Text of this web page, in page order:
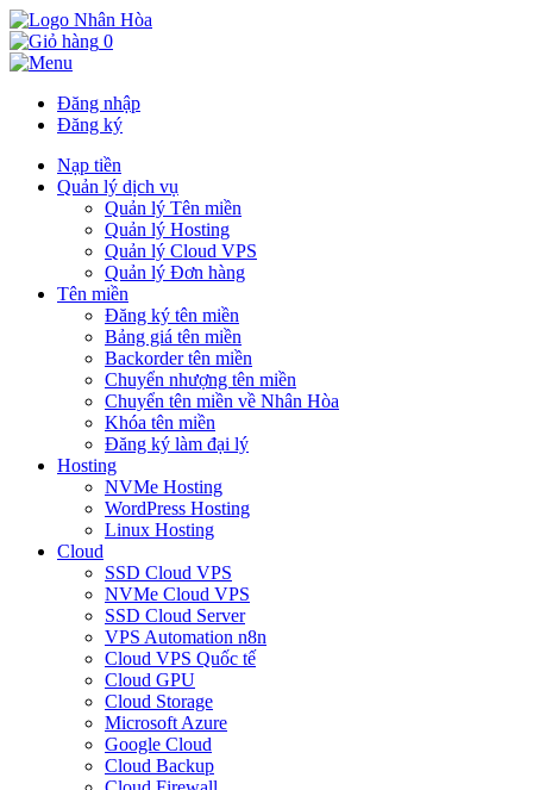
0
Đăng nhập
Đăng ký
Nạp tiền
Quản lý dịch vụ
Quản lý Tên miền
Quản lý Hosting
Quản lý Cloud VPS
Quản lý Đơn hàng
Tên miền
Đăng ký tên miền
Bảng giá tên miền
Backorder tên miền
Chuyển nhượng tên miền
Chuyển tên miền về Nhân Hòa
Khóa tên miền
Đăng ký làm đại lý
Hosting
NVMe Hosting
WordPress Hosting
Linux Hosting
Cloud
SSD Cloud VPS
NVMe Cloud VPS
SSD Cloud Server
VPS Automation n8n
Cloud VPS Quốc tế
Cloud GPU
Cloud Storage
Microsoft Azure
Google Cloud
Cloud Backup